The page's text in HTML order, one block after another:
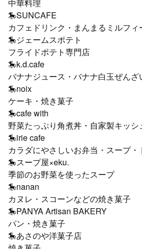
中華料理
🎠SUNCAFE
カフェドリンク・まんまるミルフィ
🎠ジェームスポテト
フライドポテト専門店
🎠k.d.cafe
バナナジュース・バナナ白玉ぜんざ
🎠noix
ケーキ・焼き菓子
🎠cafe with
野菜たっぷり角煮丼・自家製キッシ
🎠irie cafe
カラダにやさしいお弁当・スープ・
🎠スープ屋×eku.
季節のお野菜を使ったスープ
🎠nanan
カヌレ・スコーンなどの焼き菓子
🎠PANYA Artisan BAKERY
パン・焼き菓子
🎠あさのや洋菓子店